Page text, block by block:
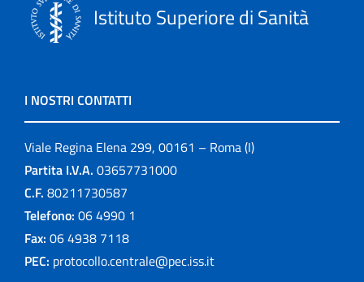
Istituto Superiore di Sanità
I NOSTRI CONTATTI
Viale Regina Elena 299, 00161 – Roma (I)
Partita I.V.A. 03657731000
C.F. 80211730587
Telefono: 06 4990 1
Fax: 06 4938 7118
PEC: protocollo.centrale@pec.iss.it